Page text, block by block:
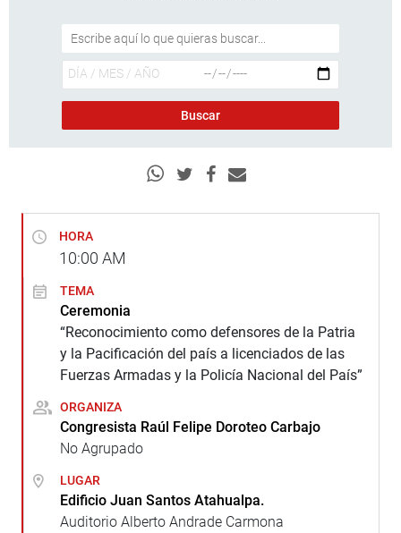
HORA
10:00 AM
TEMA
Ceremonia
“Reconocimiento como defensores de la Patria
y la Pacificación del país a licenciados de las
Fuerzas Armadas y la Policía Nacional del País”
ORGANIZA
Congresista Raúl Felipe Doroteo Carbajo
No Agrupado
LUGAR
Edificio Juan Santos Atahualpa.
Auditorio Alberto Andrade Carmona